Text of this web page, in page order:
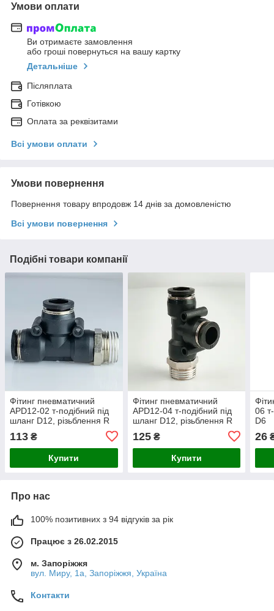
Умови оплати
Ви отримаєте замовлення
або гроші повернуться на вашу картку
Детальніше
Післяплата
Готівкою
Оплата за реквізитами
Всі умови оплати
Умови повернення
Повернення товару впродовж 14 днів за домовленістю
Всі умови повернення
Подібні товари компанії
Фітинг пневматичний
APD12-02 т-подібний під
шланг D12, різьблення R
113 ₴
Купити
Фітинг пневматичний
APD12-04 т-подібний під
шланг D12, різьблення R
125₴
Купити
06
D6
26
Про нас
100% позитивних з 94 відгуків за рік
Працює з 26.02.2015
м. Запоріжжя
вул. Миру, 1а, Запоріжжя, Україна
Контакти